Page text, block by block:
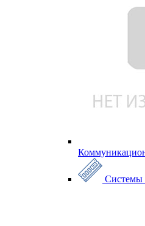
Системы